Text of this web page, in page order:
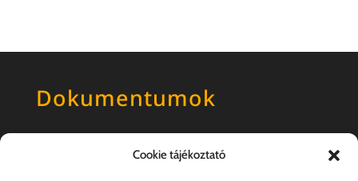
Cookie tájékoztató
Dokumentumok
Általános szerződési feltételek